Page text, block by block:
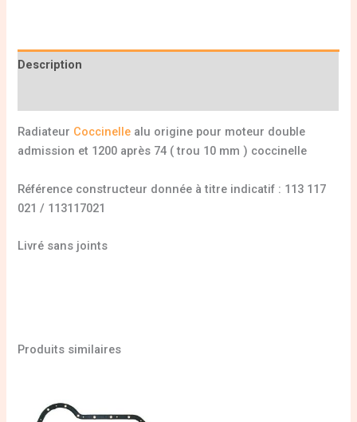
Description
Radiateur Coccinelle alu origine pour moteur double
admission et 1200 après 74 ( trou 10 mm ) coccinelle
Référence constructeur donnée à titre indicatif : 113 117
021 / 113117021
Livré sans joints
Produits similaires